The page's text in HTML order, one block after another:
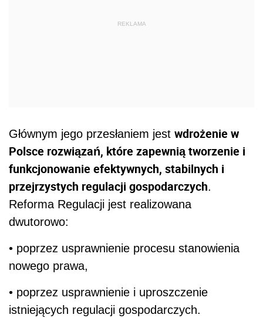
REKLAMA
Głównym jego przesłaniem jest wdrożenie w
Polsce rozwiązań, które zapewnią tworzenie i
funkcjonowanie efektywnych, stabilnych i
przejrzystych regulacji gospodarczych.
Reforma Regulacji jest realizowana
dwutorowo:
• poprzez usprawnienie procesu stanowienia
nowego prawa,
• poprzez usprawnienie i uproszczenie
istniejących regulacji gospodarczych.